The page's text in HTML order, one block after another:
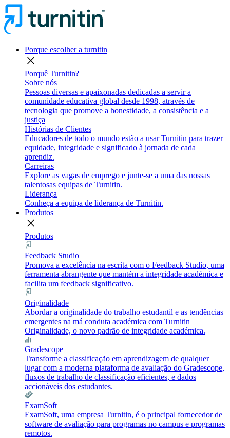
Porque escolher a turnitin
close
Porquê Turnitin?
Sobre nós
Pessoas diversas e apaixonadas dedicadas a servir a
comunidade educativa global desde 1998, através de
tecnologia que promove a honestidade, a consistência e a
justiça
Histórias de Clientes
Educadores de todo o mundo estão a usar Turnitin para trazer
equidade, integridade e significado à jornada de cada
aprendiz.
Carreiras
Explore as vagas de emprego e junte-se a uma das nossas
talentosas equipas de Turnitin.
Liderança
Conheça a equipa de liderança de Turnitin.
Produtos
close
Produtos
Feedback Studio
Promova a excelência na escrita com o Feedback Studio, uma
ferramenta abrangente que mantém a integridade académica e
facilita um feedback significativo.
Originalidade
Abordar a originalidade do trabalho estudantil e as tendências
emergentes na má conduta académica com Turnitin
Originalidade, o novo padrão de integridade académica.
Gradescope
Transforme a classificação em aprendizagem de qualquer
lugar com a moderna plataforma de avaliação do Gradescope,
fluxos de trabalho de classificação eficientes, e dados
accionáveis dos estudantes.
ExamSoft
ExamSoft, uma empresa Turnitin, é o principal fornecedor de
software de avaliação para programas no campus e programas
remotos.